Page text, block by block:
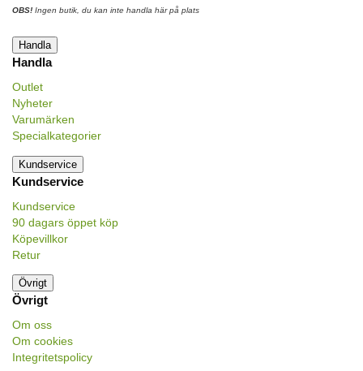
OBS! Ingen butik, du kan inte handla här på plats
Handla
Handla
Outlet
Nyheter
Varumärken
Specialkategorier
Kundservice
Kundservice
Kundservice
90 dagars öppet köp
Köpevillkor
Retur
Övrigt
Övrigt
Om oss
Om cookies
Integritetspolicy